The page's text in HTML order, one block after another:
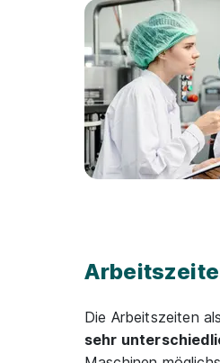
Die Arbeitszeiten
sehr